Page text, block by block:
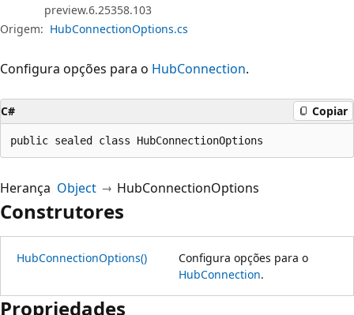
preview.6.25358.103
Origem: HubConnectionOptions.cs
Configura opções para o HubConnection.
C# Copiar
public sealed class HubConnectionOptions
Herança Object HubConnectionOptions
Construtores
HubConnectionOptions()
Configura opções para o
HubConnection.
Propriedades